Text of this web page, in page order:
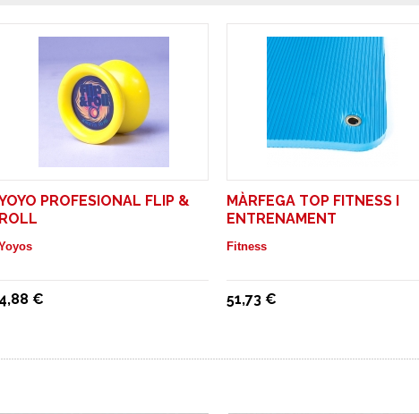
PROFESIONAL FLIP &
ROLL
4,88 €
MÀRFEGA TOP FITNESS I
ENTRENAMENT
Fitness
51,73 €